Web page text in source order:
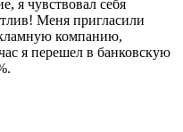
я чувствовал себя
Меня пригласили
компанию,
я перешел в банковскую